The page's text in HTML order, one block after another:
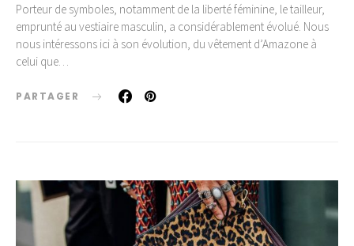
Porteur de symboles, notamment de la liberté féminine, le tailleur,
emprunté au vestiaire masculin, a considérablement évolué. Nous
nous intéressons ici à son évolution, du vêtement d’Amazone à
celui que…
PARTAGER